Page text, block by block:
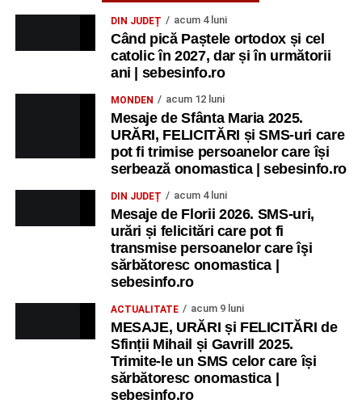
DIN JUDEȚ acum 4 luni
Când pică Paștele ortodox și cel
catolic în 2027, dar și în următorii
ani | sebesinfo.ro
MONDEN acum 12 luni
Mesaje de Sfânta Maria 2025.
URĂRI, FELICITĂRI și SMS-uri care
pot fi trimise persoanelor care își
serbează onomastica | sebesinfo.ro
DIN JUDEȚ acum 4 luni
Mesaje de Florii 2026. SMS-uri,
urări și felicitări care pot fi
transmise persoanelor care îşi
sărbătoresc onomastica |
sebesinfo.ro
ACTUALITATE acum 9 luni
MESAJE, URĂRI și FELICITĂRI de
Sfinții Mihail și Gavrill 2025.
Trimite-le un SMS celor care își
sărbătoresc onomastica |
sebesinfo.ro